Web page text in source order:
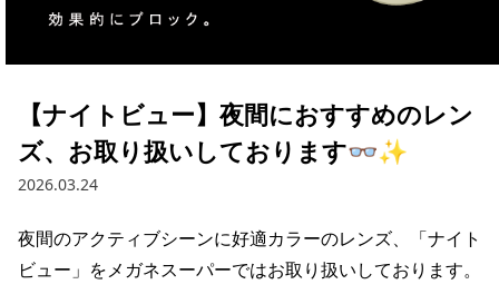
【ナイトビュー】夜間におすすめのレン
ズ、お取り扱いしております👓✨
2026.03.24
夜間のアクティブシーンに好適カラーのレンズ、「ナイト
ビュー」をメガネスーパーではお取り扱いしております。